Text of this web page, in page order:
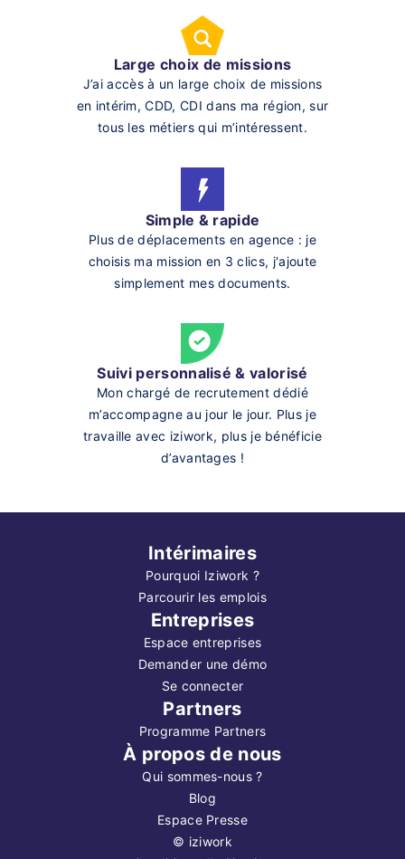
Large choix de missions
J’ai accès à un large choix de missions
en intérim, CDD, CDI dans ma région, sur
tous les métiers qui m’intéressent.
Simple & rapide
Plus de déplacements en agence : je
choisis ma mission en 3 clics, j'ajoute
simplement mes documents.
Suivi personnalisé & valorisé
Mon chargé de recrutement dédié
m’accompagne au jour le jour. Plus je
travaille avec iziwork, plus je bénéficie
d’avantages !
Intérimaires
Pourquoi Iziwork ?
Parcourir les emplois
Entreprises
Espace entreprises
Demander une démo
Se connecter
Partners
Programme Partners
À propos de nous
Qui sommes-nous ?
Blog
Espace Presse
© iziwork